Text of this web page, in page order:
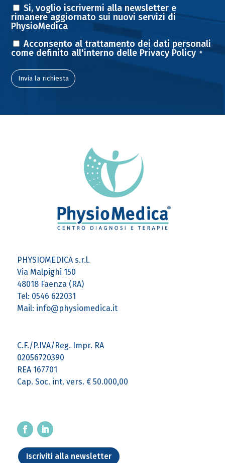
Consenso
Si, voglio iscrivermi alla newsletter e
rimanere aggiornato sui nuovi servizi di
PhysioMedica
Consenso
*
Acconsento al trattamento dei dati personali
come definito all'interno delle Privacy Policy *
PHYSIOMEDICA s.r.l.
Via Malpighi 150
48018 Faenza (RA)
Tel: 0546 622031
Mail: info@physiomedica.it
C.F./P.IVA/Reg. Impr. RA
02056720390
REA 167701
Cap. Soc. int. vers. € 50.000,00
Iscriviti alla newsletter